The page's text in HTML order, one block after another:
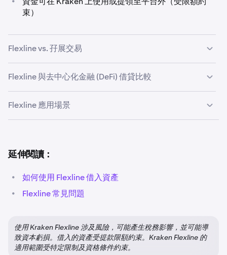
束）
Flexline vs. 孖展交易
孖展交易與 Kraken Flexline 雖然同樣涉及借貸，但兩者的
用途截然不同。
孖展交易專為短線、高頻交易而設。利率浮動，倉位與市場
援平台外提款。其利率雖然浮動並追蹤透明的市場基準，但
的槓桿部位。
Kraken Flexline 並非孖展交易的替代品。專為希望鎖定可
對利率敏感的交易者可透過 Kraken Flexline 降低實際槓桿
成本，同時保留長期持有資產。
Flexline 與去中心化金融 (DeFi) 借貸比較
去中心化借貸協議為以加密貨幣作抵押借款開闢了新途徑，
讓客戶無需中介即可直接獲取鏈上流動性。對於熟悉自託管
及鏈上操作的客戶，去中心化金融 (DeFi) 借貸不失為理想選
Kraken Flexline 採取不同的方式。
確的強制平倉門檻，並由 Kraken 託管抵押品。對於偏好在
言，體驗更為熟悉。
平倉門檻的觸發條件。
Flexline 應用場景
戶可在積極調配資金的同時，保持核心持倉不變。
可在適用情況下釋放流動性，無需出售資產。
對於開發者、創辦人及企業，Kraken Flexline 提供有抵押
延伸閱讀：
• 如何使用 Flexline 借入資產
• Flexline 常見問題
使用 Kraken Flexline 涉及風險，可能產生稅務影響，並可能導
致資本虧損。借入的資產受提款限額約束。Kraken Flexline 的
適用範圍受特定限制及資格條件約束。